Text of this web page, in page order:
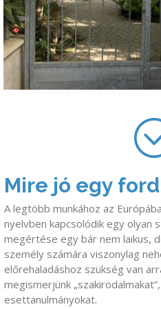
Mire jó egy
A legtöbb munkához az
nyelvben kapcsolódik egy olyan
megértése egy bár nem laikus,
személy számára viszonylag
előrehaladáshoz szükség van
megismerjünk
esettanulmányokat.